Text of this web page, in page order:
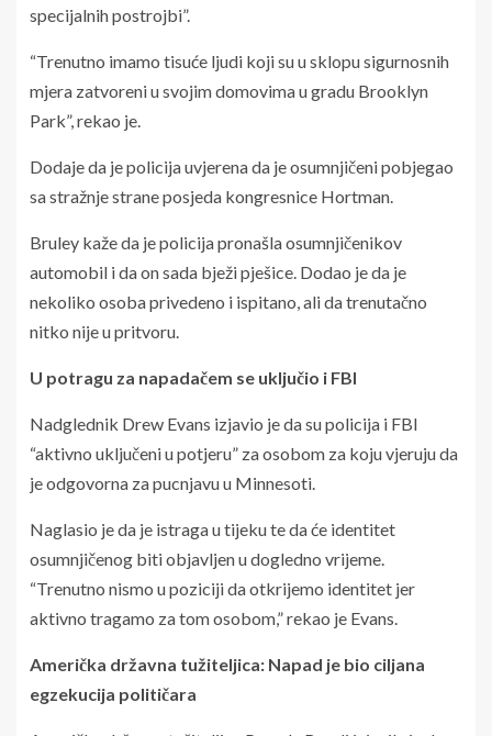
specijalnih postrojbi”.
“Trenutno imamo tisuće ljudi koji su u sklopu sigurnosnih
mjera zatvoreni u svojim domovima u gradu Brooklyn
Park”, rekao je.
Dodaje da je policija uvjerena da je osumnjičeni pobjegao
sa stražnje strane posjeda kongresnice Hortman.
Bruley kaže da je policija pronašla osumnjičenikov
automobil i da on sada bježi pješice. Dodao je da je
nekoliko osoba privedeno i ispitano, ali da trenutačno
nitko nije u pritvoru.
U potragu za napadačem se uključio i FBI
Nadglednik Drew Evans izjavio je da su policija i FBI
“aktivno uključeni u potjeru” za osobom za koju vjeruju da
je odgovorna za pucnjavu u Minnesoti.
Naglasio je da je istraga u tijeku te da će identitet
osumnjičenog biti objavljen u dogledno vrijeme.
“Trenutno nismo u poziciji da otkrijemo identitet jer
aktivno tragamo za tom osobom,” rekao je Evans.
Američka državna tužiteljica: Napad je bio ciljana
egzekucija političara